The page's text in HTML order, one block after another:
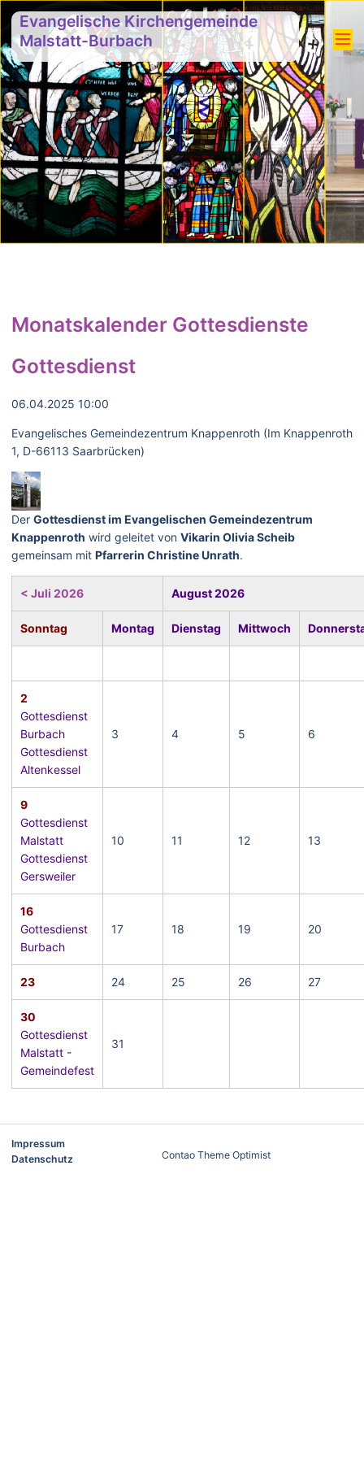
Evangelische Kirchengemeinde
Malstatt-Burbach
Monatskalender Gottesdienste
Gottesdienst
06.04.2025 10:00
Evangelisches Gemeindezentrum Knappenroth (Im Knappenroth
1, D-66113 Saarbrücken)
Der Gottesdienst im Evangelischen Gemeindezentrum
Knappenroth wird geleitet von Vikarin Olivia Scheib
gemeinsam mit Pfarrerin Christine Unrath.
< Juli 2026 August 2026
Sonntag Montag Dienstag Mittwoch
2
Gottesdienst
Burbach
Gottesdienst
Altenkessel
3 4 5 6
9
Gottesdienst
Malstatt
Gottesdienst
Gersweiler
10 11 12 13
16
Gottesdienst
Burbach
17 18 19 20
23 24 25 26 27
30
Gottesdienst
Malstatt -
Gemeindefest
31
Impressum
Datenschutz
Contao Theme Optimist